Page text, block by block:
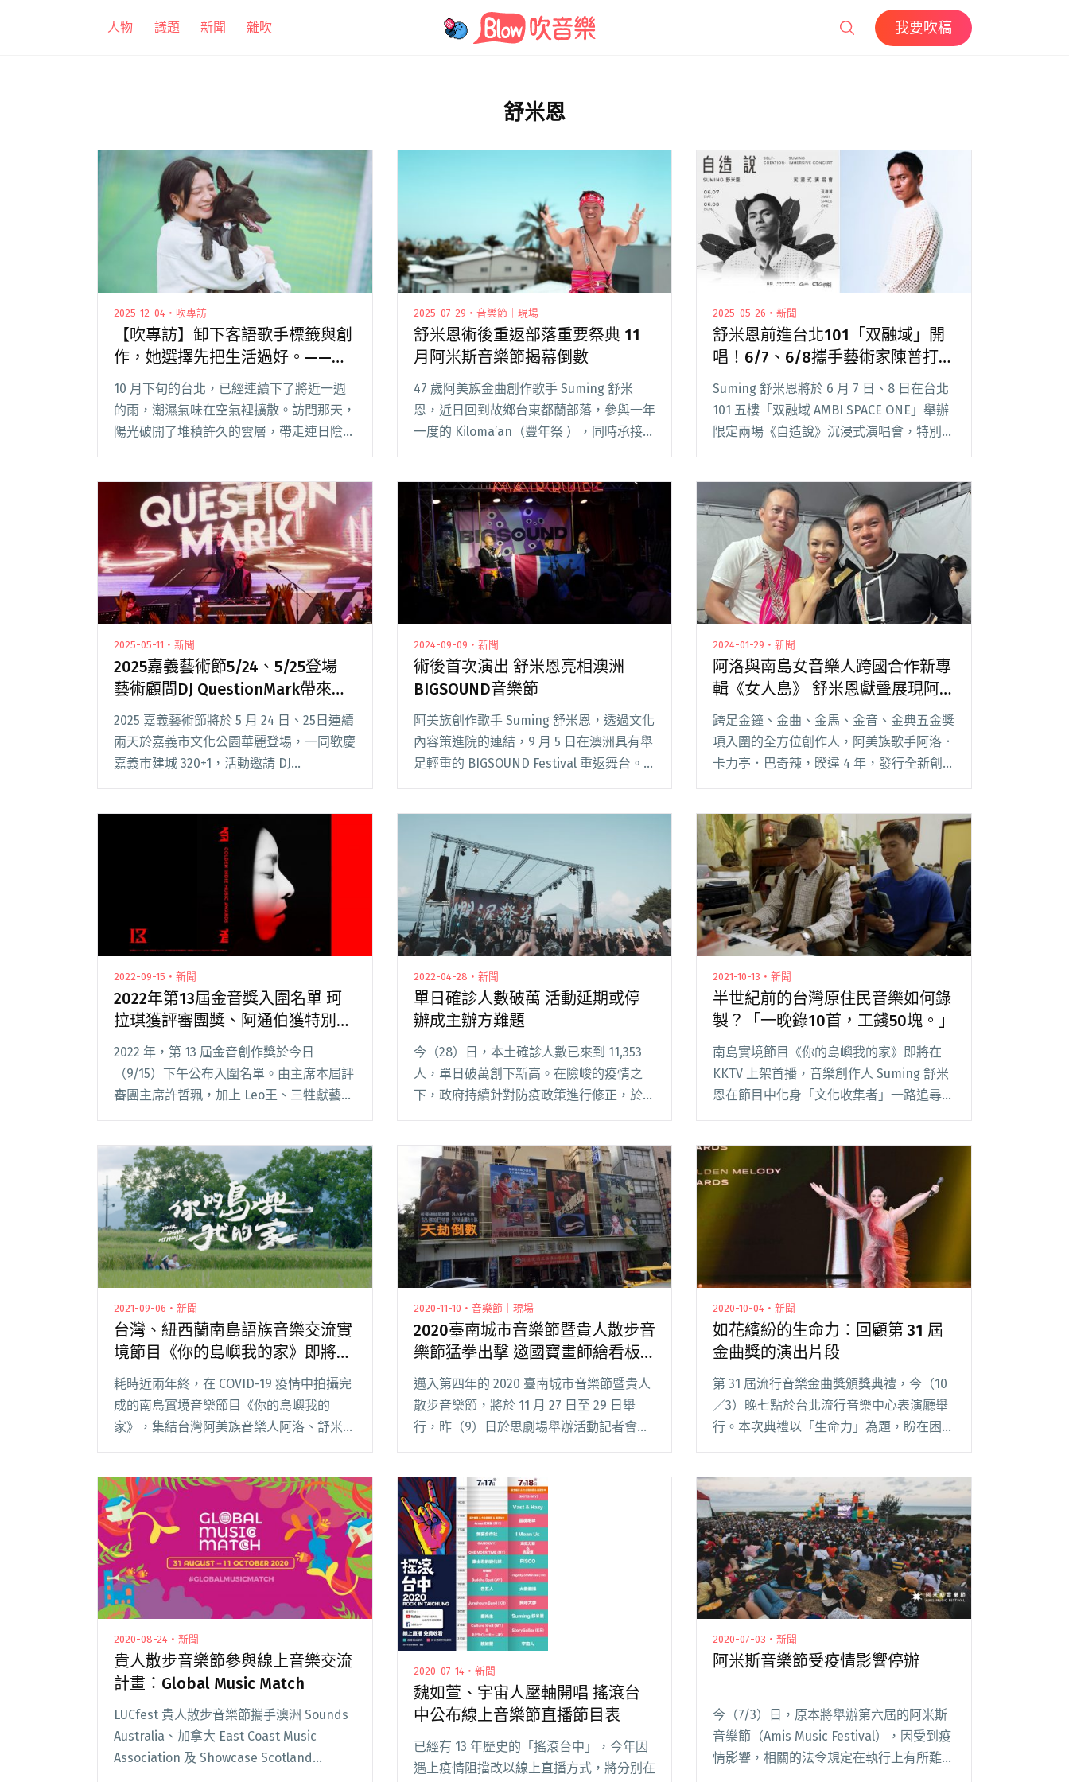
人物 議題 新聞 雜吹 我要吹稿
舒米恩
2025-12-04・吹專訪
【吹專訪】卸下客語歌手標籤與創
作，她選擇先把生活過好。——黃
宇寒談第四張專輯《Ngai》
10 月下旬的台北，已經連續下了將近一週
的雨，潮濕氣味在空氣裡擴散。訪問那天，
陽光破開了堆積許久的雲層，帶走連日陰
霾，也讓城市重新恢復生氣。 走進松山區
黑狗——起拔。名字取自黃宇寒喜愛的客家
粢粑，這隻一閱讀全文 "【吹專訪】卸下客
語歌手標籤與創作，她選擇先把生活過好。
——黃宇寒談第四張專輯《Ngai》"
2025-07-29・音樂節｜現場
舒米恩術後重返部落重要祭典 11
月阿米斯音樂節揭幕倒數
47 歲阿美族金曲創作歌手 Suming 舒米
恩，近日回到故鄉台東都蘭部落，參與一年
一度的 Kiloma’an（豐年祭 ），同時承接傳
統社會組織中的新角色，晉升為
進行文化教育訓練。 他感性表示：閱讀全
文 "舒米恩術後重返部落重要祭典 11月阿米
斯音樂節揭幕倒數"
2025-05-26・新聞
舒米恩前進台北101「双融域」開
唱！6/7、6/8攜手藝術家陳普打造
《自造說》沉浸式演唱會
Suming 舒米恩將於 6 月 7 日、8 日在台北
101 五樓「双融域 AMBI SPACE ONE」舉辦
限定兩場《自造說》沉浸式演唱會，特別攜
手藝術家陳普合作，以投影視覺效果，打造
稱「我閱讀全文 "舒米恩前進台北101「双
融域」開唱！6/7、6/8攜手藝術家陳普打
造《自造說》沉浸式演唱會"
2025-05-11・新聞
2025嘉義藝術節5/24、5/25登場
藝術顧問DJ QuestionMark帶來超
迷你交響樂團跨域演出
2025 嘉義藝術節將於 5 月 24 日、25日連續
兩天於嘉義市文化公園華麗登場，一同歡慶
嘉義市建城 320+1，活動邀請 DJ
化局局長謝育哲閱讀全文 "2025嘉義藝術節
5/24、5/25登場 藝術顧問DJ QuestionMark
帶來超迷你交響樂團跨域演出"
2024-09-09・新聞
術後首次演出 舒米恩亮相澳洲
BIGSOUND音樂節
阿美族創作歌手 Suming 舒米恩，透過文化
內容策進院的連結，9 月 5 日在澳洲具有舉
足輕重的 BIGSOUND Festival 重返舞台。
出 舒米恩亮相澳洲BIGSOUND音樂節"
2024-01-29・新聞
阿洛與南島女音樂人跨國合作新專
輯《女人島》 舒米恩獻聲展現阿
美族複音搭唱
跨足金鐘、金曲、金馬、金音、金典五金獎
項入圍的全方位創作人，阿美族歌手阿洛．
卡力亭．巴奇辣，暌違 4 年，發行全新創
豐盛的島嶼，並與同樣出身南島語系、來自
紐西蘭毛利閱讀全文 "阿洛與南島女音樂人
跨國合作新專輯《女人島》 舒米恩獻聲展
現阿美族複音搭唱"
2022-09-15・新聞
2022年第13屆金音獎入圍名單 珂
拉琪獲評審團獎、阿通伯獲特別貢
獻獎
2022 年，第 13 屆金音創作獎於今日
（9/15）下午公布入圍名單。由主席本屆評
審團主席許哲珮，加上 Leo王、三牲獻藝、
中心表演廳的入口揭獎。其中三組音樂閱讀
全文 "2022年第13屆金音獎入圍名單 珂拉琪
獲評審團獎、阿通伯獲特別貢獻獎"
2022-04-28・新聞
單日確診人數破萬 活動延期或停
辦成主辦方難題
今（28）日，本土確診人數已來到 11,353
人，單日破萬創下新高。在險峻的疫情之
下，政府持續針對防疫政策進行修正，於昨
標邁進，但架不住人心惶惶，許多音樂展演
活閱讀全文 "單日確診人數破萬 活動延期或
停辦成主辦方難題"
2021-10-13・新聞
半世紀前的台灣原住民音樂如何錄
製？「一晚錄10首，工錢50塊。」
南島實境節目《你的島嶼我的家》即將在
KKTV 上架首播，音樂創作人 Suming 舒米
恩在節目中化身「文化收集者」一路追尋台
替國寶級「山地歌后」盧靜閱讀全文 "半世
紀前的台灣原住民音樂如何錄製？「一晚錄
10首，工錢50塊。」"
2021-09-06・新聞
台灣、紐西蘭南島語族音樂交流實
境節目《你的島嶼我的家》即將在
台播出
耗時近兩年終，在 COVID-19 疫情中拍攝完
成的南島實境音樂節目《你的島嶼我的
家》，集結台灣阿美族音樂人阿洛、舒米
Kingi）、莉亞霍爾（Ri閱讀全文 "台灣、紐
西蘭南島語族音樂交流實境節目《你的島嶼
我的家》即將在台播出"
2020-11-10・音樂節｜現場
2020臺南城市音樂節暨貴人散步音
樂節猛拳出擊 邀國寶畫師繪看板
「尋找貴姊」
邁入第四年的 2020 臺南城市音樂節暨貴人
散步音樂節，將於 11 月 27 日至 29 日舉
行，昨（9）日於思劇場舉辦活動記者會，
貴人散步不僅祭出 66 組超狂閱讀全文
"2020臺南城市音樂節暨貴人散步音樂節猛
拳出擊 邀國寶畫師繪看板「尋找貴姊」"
2020-10-04・新聞
如花繽紛的生命力：回顧第 31 屆
金曲獎的演出片段
第 31 屆流行音樂金曲獎頒獎典禮，今（10
／3）晚七點於台北流行音樂中心表演廳舉
行。本次典禮以「生命力」為題，盼在困難
生命的繽紛多樣性，現在讓我們一起來回顧
閱讀全文 "如花繽紛的生命力：回顧第 31
屆金曲獎的演出片段"
2020-08-24・新聞
貴人散步音樂節參與線上音樂交流
計畫：Global Music Match
LUCfest 貴人散步音樂節攜手澳洲 Sounds
Australia、加拿大 East Coast Music
Association 及 Showcase Scotland
2020-07-14・新聞
魏如萱、宇宙人壓軸開唱 搖滾台
中公布線上音樂節直播節目表
已經有 13 年歷史的「搖滾台中」，今年因
遇上疫情阻擋改以線上直播方式，將分別在
2020-07-03・新聞
阿米斯音樂節受疫情影響停辦
今（7/3）日，原本將舉辦第六屆的阿米斯
音樂節（Amis Music Festival），因受到疫
情影響，相關的法令規定在執行上有所難